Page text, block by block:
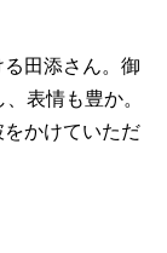
田添さん。御
表情も豊か。
かけていただ